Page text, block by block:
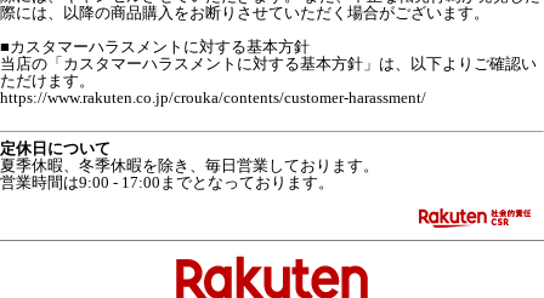
際には、以降の商品購入をお断りさせていただく場合がございます。
■カスタマーハラスメントに対する基本方針
当店の「カスタマーハラスメントに対する基本方針」は、以下よりご確認い
ただけます。
https://www.rakuten.co.jp/crouka/contents/customer-harassment/
定休日について
夏季休暇、冬季休暇を除き、毎日営業しております。
営業時間は9:00 - 17:00までとなっております。